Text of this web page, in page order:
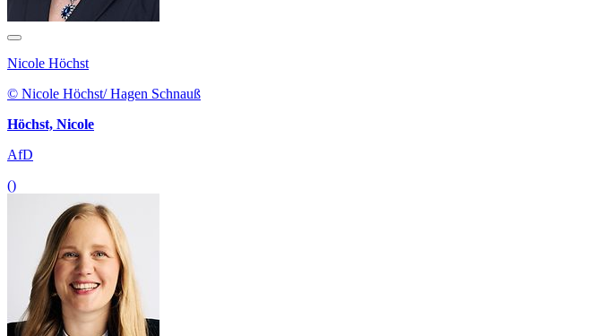
Nicole Höchst
© Nicole Höchst/ Hagen Schnauß
Höchst, Nicole
AfD
()